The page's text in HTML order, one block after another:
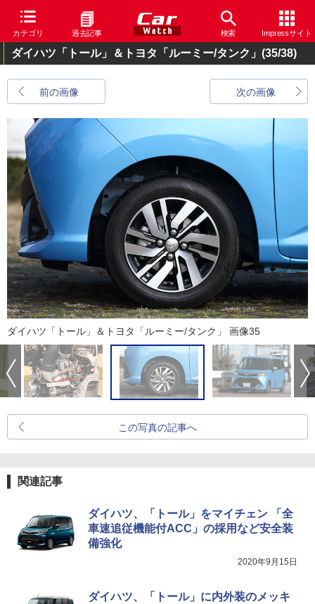
カテゴリ 過去記事 検索 Impressサイト
ダイハツ「トール」＆トヨタ「ルーミー/タンク」 (35/38)
前の画像 次の画像
ダイハツ「トール」＆トヨタ「ルーミー/タンク」 画像35
この写真の記事へ
関連記事
ダイハツ、「トール」をマイチェン 「全
車速追従機能付ACC」の採用など安全装
備強化
2020年9月15日
ダイハツ、「トール」に内外装のメッキ